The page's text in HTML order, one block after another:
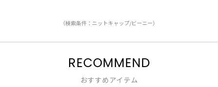
（検索条件：ニットキャップ/ビーニー）
RECOMMEND
おすすめアイテム